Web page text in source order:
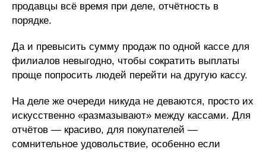
продавцы всё время при деле, отчётность в
порядке.
Да и превысить сумму продаж по одной кассе для
филиалов невыгодно, чтобы сократить выплаты
проще попросить людей перейти на другую кассу.
На деле же очереди никуда не деваются, просто их
искусственно «размазывают» между кассами. Для
отчётов — красиво, для покупателей —
сомнительное удовольствие, особенно если